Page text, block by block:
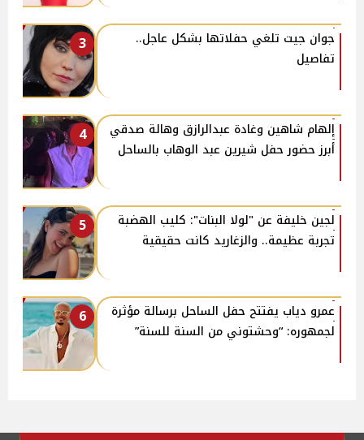
3
جوان جيت تلغي حفلاتها بشكل عاجل..
تفاصيل
4
إلهام شاهين وغادة عبدالرازق وهالة صدقي
أبرز حضور حفل شيرين عبد الوهاب بالساحل
5
لجين خليفة عن "لولا البنات": كليب الهضبة
تجربة عظيمة.. والزغاريد كانت حقيقية
6
عمرو دياب يفتتح حفل الساحل برسالة مؤثرة
لجمهوره: “وحشتوني من السنة للسنة”